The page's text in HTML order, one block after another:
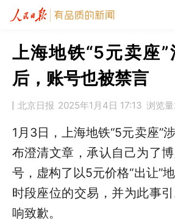
上海地铁“5元卖座
后，账号也被禁言
北京日报 2025年1月4日 17:13 浏览量
1月3日，上海地铁“5元卖座”
布澄清文章，承认自己为了
号，虚构了以5元价格“出让”
时段座位的交易，并为此事
响致歉。